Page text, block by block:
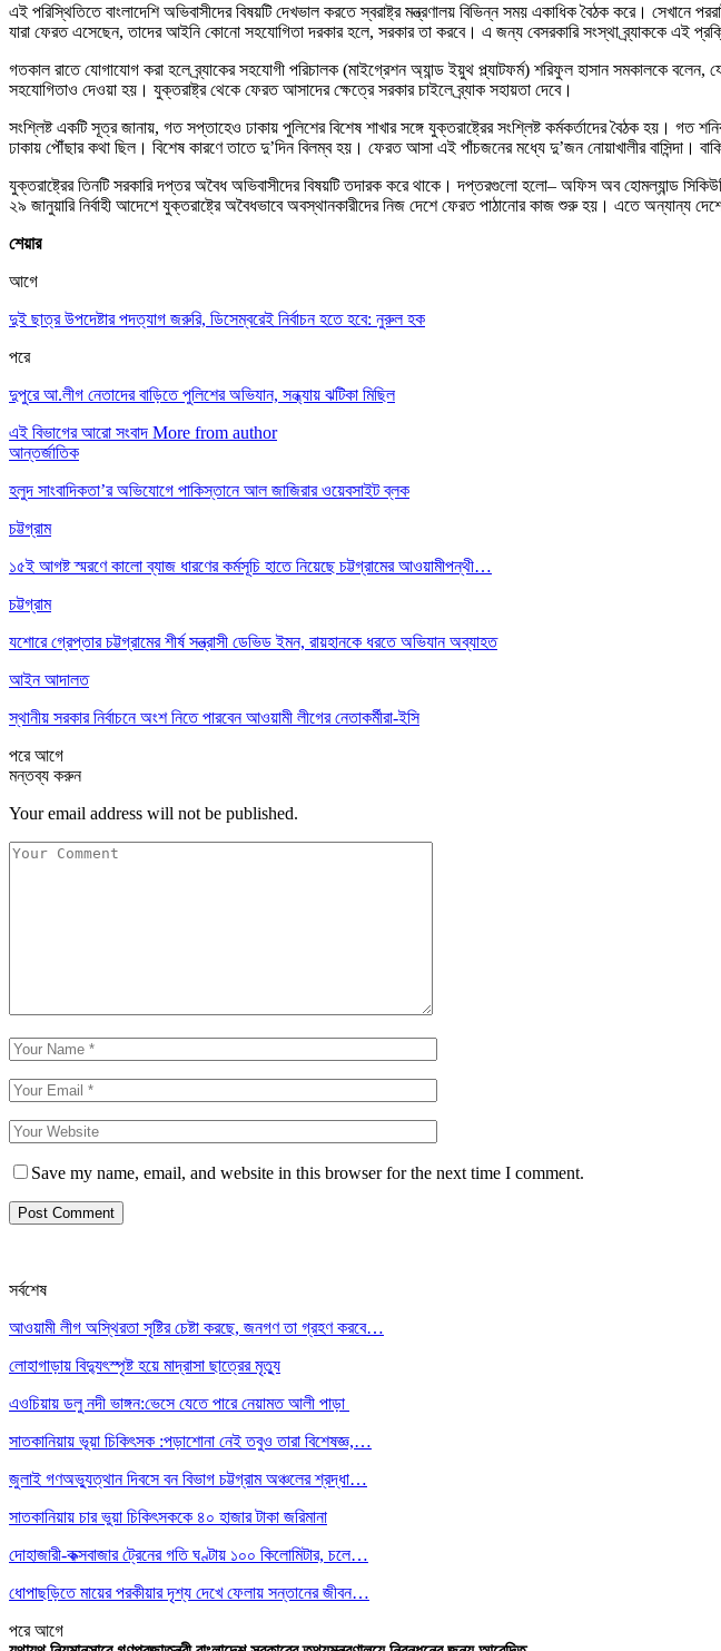
এই পরিস্থিতিতে বাংলাদেশি অভিবাসীদের বিষয়টি দেখভাল করতে স্বরাষ্ট্র মন্ত্রণালয় বিভিন্ন সময় একাধিক বৈঠক করে। সেখানে
যারা ফেরত এসেছেন, তাদের আইনি কোনো সহযোগিতা দরকার হলে, সরকার তা করবে। এ জন্য বেসরকারি সংস্থা ব্র্যাককে এই
গতকাল রাতে যোগাযোগ করা হলে ব্র্যাকের সহযোগী পরিচালক (মাইগ্রেশন অ্যান্ড ইয়ুথ প্ল্যাটফর্ম) শরিফুল হাসান সমকালকে
সহযোগিতাও দেওয়া হয়। যুক্তরাষ্ট্র থেকে ফেরত আসাদের ক্ষেত্রে সরকার চাইলে ব্র্যাক সহায়তা দেবে।
সংশ্লিষ্ট একটি সূত্র জানায়, গত সপ্তাহেও ঢাকায় পুলিশের বিশেষ শাখার সঙ্গে যুক্তরাষ্ট্রের সংশ্লিষ্ট কর্মকর্তাদের বৈঠক হয়। গত
ঢাকায় পৌঁছার কথা ছিল। বিশেষ কারণে তাতে দু’দিন বিলম্ব হয়। ফেরত আসা এই পাঁচজনের মধ্যে দু’জন নোয়াখালীর বাসিন্দা।
যুক্তরাষ্ট্রের তিনটি সরকারি দপ্তর অবৈধ অভিবাসীদের বিষয়টি তদারক করে থাকে। দপ্তরগুলো হলো– অফিস অব হোমল্যান্ড
২৯ জানুয়ারি নির্বাহী আদেশে যুক্তরাষ্ট্রে অবৈধভাবে অবস্থানকারীদের নিজ দেশে ফেরত পাঠানোর কাজ শুরু হয়। এতে অন্যান্য
শেয়ার
আগে
দুই ছাত্র উপদেষ্টার পদত্যাগ জরুরি, ডিসেম্বরেই নির্বাচন হতে হবে: নুরুল হক
পরে
দুপুরে আ.লীগ নেতাদের বাড়িতে পুলিশের অভিযান, সন্ধ্যায় ঝটিকা মিছিল
এই বিভাগের আরো সংবাদ More from author
আন্তর্জাতিক
হলুদ সাংবাদিকতা’র অভিযোগে পাকিস্তানে আল জাজিরার ওয়েবসাইট ব্লক
চট্টগ্রাম
১৫ই আগষ্ট স্মরণে কালো ব্যাজ ধারণের কর্মসূচি হাতে নিয়েছে চট্টগ্রামের আওয়ামীপন্থী…
চট্টগ্রাম
যশোরে গ্রেপ্তার চট্টগ্রামের শীর্ষ সন্ত্রাসী ডেভিড ইমন, রায়হানকে ধরতে অভিযান অব্যাহত
আইন আদালত
স্থানীয় সরকার নির্বাচনে অংশ নিতে পারবেন আওয়ামী লীগের নেতাকর্মীরা-ইসি
পরেআগে
মন্তব্য করুন
Your email address will not be published.
Save my name, email, and website in this browser for the next time I comment.
সর্বশেষ
আওয়ামী লীগ অস্থিরতা সৃষ্টির চেষ্টা করছে, জনগণ তা গ্রহণ করবে…
লোহাগাড়ায় বিদ্যুৎস্পৃষ্ট হয়ে মাদ্রাসা ছাত্রের মৃত্যু
এওচিয়ায় ডলু নদী ভাঙ্গন:ভেসে যেতে পারে নেয়ামত আলী পাড়া
সাতকানিয়ায় ভূয়া চিকিৎসক :পড়াশোনা নেই তবুও তারা বিশেষজ্ঞ,…
জুলাই গণঅভ্যুত্থান দিবসে বন বিভাগ চট্টগ্রাম অঞ্চলের শ্রদ্ধা…
সাতকানিয়ায় চার ভুয়া চিকিৎসককে ৪০ হাজার টাকা জরিমানা
দোহাজারী-কক্সবাজার ট্রেনের গতি ঘণ্টায় ১০০ কিলোমিটার, চলে…
ধোপাছড়িতে মায়ের পরকীয়ার দৃশ্য দেখে ফেলায় সন্তানের জীবন…
পরেআগে